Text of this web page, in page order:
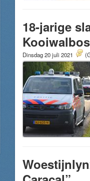
18-jarige
Dinsdag 20 juli 2021